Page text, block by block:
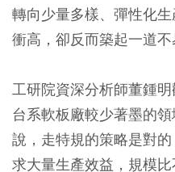
轉向少量多樣、彈性化
衝高，卻反而築起一道不
工研院資深分析師董鍾
台系軟板廠較少著墨的
說，走特規的策略是對
求大量生產效益，規模